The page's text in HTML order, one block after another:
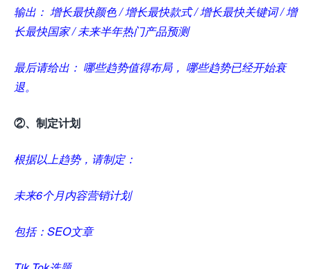
输出： 增长最快颜色 / 增长最快款式 / 增长最快关键词 / 增
长最快国家 / 未来半年热门产品预测
最后请给出： 哪些趋势值得布局， 哪些趋势已经开始衰
退。
②、制定计划
根据以上趋势，请制定：
未来6个月内容营销计划
包括：SEO文章